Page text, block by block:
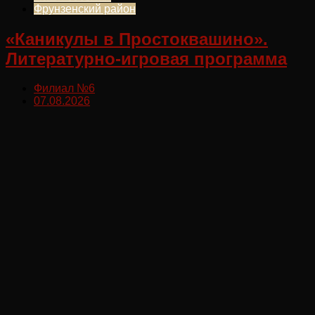
Фрунзенский район
«Каникулы в Простоквашино».
Литературно-игровая программа
Филиал №6
07.08.2026